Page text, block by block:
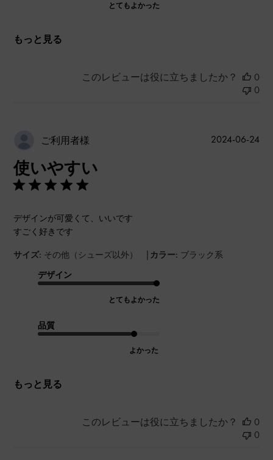
とてもよかった
もっと見る
このレビューは役に立ちましたか？
0
0
ご利用者様
使いやすい
デザインが可愛くて、いいです
すごく好きです
サイズ: その他（シューズ以外） | カラー: ブラック系
デザイン
とてもよかった
品質
よかった
もっと見る
公
2024-06-24
このレビューは役に立ちましたか？
0
0